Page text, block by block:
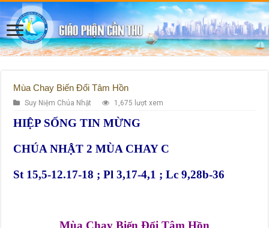
Mùa Chay Biến Đổi Tâm Hồn
Suy Niệm Chúa Nhật 1,675 lượt xem
HIỆP SỐNG TIN MỪNG
CHÚA NHẬT 2 MÙA CHAY C
St 15,5-12.17-18 ; Pl 3,17-4,1 ; Lc 9,28b-36
Mùa Chay Biến Đổi Tâm Hồn